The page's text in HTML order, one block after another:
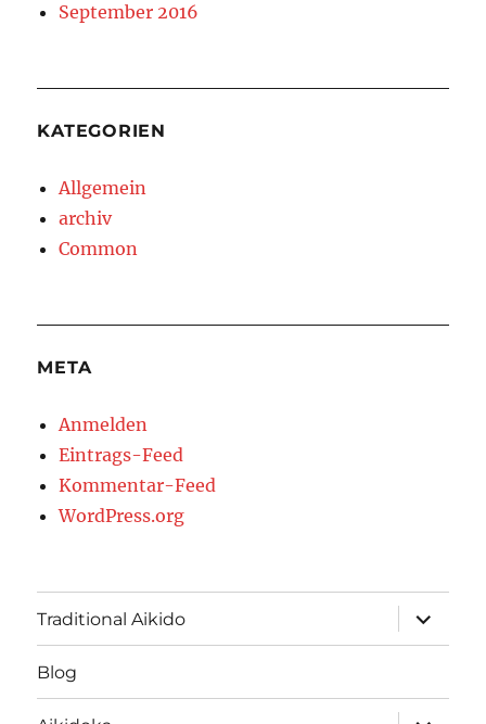
September 2016
KATEGORIEN
Allgemein
archiv
Common
META
Anmelden
Eintrags-Feed
Kommentar-Feed
WordPress.org
Traditional Aikido
öffnen
Blog